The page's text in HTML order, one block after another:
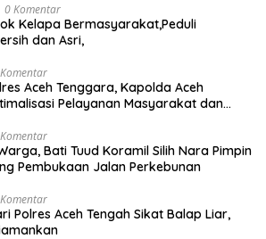
0 Komentar
Kelapa Bermasyarakat,Peduli
dan Asri,
Aceh Tenggara, Kapolda Aceh
Pelayanan Masyarakat dan
Bati Tuud Koramil Silih Nara Pimpin
Pembukaan Jalan Perkebunan
Polres Aceh Tengah Sikat Balap Liar,